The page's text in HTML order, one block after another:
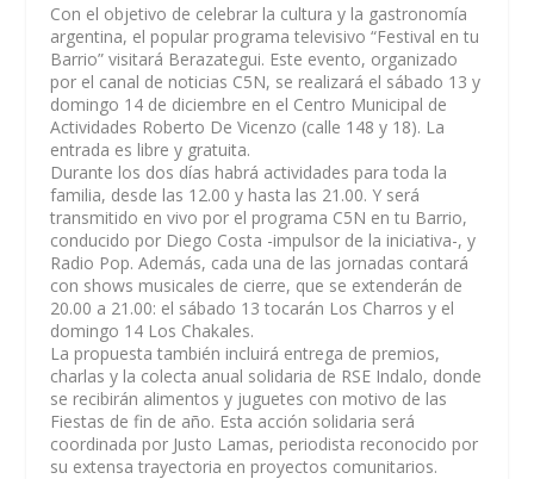
Con el objetivo de celebrar la cultura y la gastronomía
argentina, el popular programa televisivo “Festival en tu
Barrio” visitará Berazategui. Este evento, organizado
por el canal de noticias C5N, se realizará el sábado 13 y
domingo 14 de diciembre en el Centro Municipal de
Actividades Roberto De Vicenzo (calle 148 y 18). La
entrada es libre y gratuita.
Durante los dos días habrá actividades para toda la
familia, desde las 12.00 y hasta las 21.00. Y será
transmitido en vivo por el programa C5N en tu Barrio,
conducido por Diego Costa -impulsor de la iniciativa-, y
Radio Pop. Además, cada una de las jornadas contará
con shows musicales de cierre, que se extenderán de
20.00 a 21.00: el sábado 13 tocarán Los Charros y el
domingo 14 Los Chakales.
La propuesta también incluirá entrega de premios,
charlas y la colecta anual solidaria de RSE Indalo, donde
se recibirán alimentos y juguetes con motivo de las
Fiestas de fin de año. Esta acción solidaria será
coordinada por Justo Lamas, periodista reconocido por
su extensa trayectoria en proyectos comunitarios.